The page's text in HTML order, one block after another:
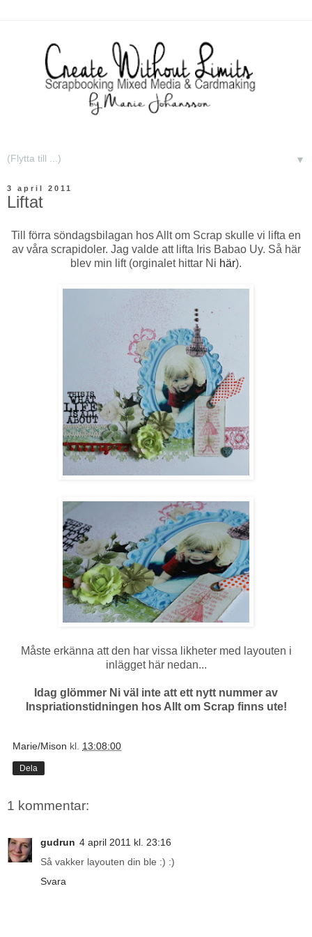
▼
3 april 2011
Liftat
Till förra söndagsbilagan hos Allt om Scrap skulle vi lifta en
av våra scrapidoler. Jag valde att lifta Iris Babao Uy. Så här
blev min lift (orginalet hittar Ni här).
Måste erkänna att den har vissa likheter med layouten i
inlägget här nedan...
Idag glömmer Ni väl inte att ett nytt nummer av
Inspriationstidningen hos Allt om Scrap finns ute!
Marie/Mison kl. 13:08:00
Dela
1 kommentar:
gudrun 4 april 2011 kl. 23:16
Så vakker layouten din ble :) :)
Svara